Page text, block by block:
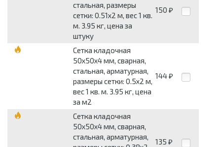
стальная, размеры
сетки: 0.51x2 м, вес 1 кв.
м. 3.95 кг, цена за
штуку
150 ₽
Сетка кладочная
50x50x4 мм, сварная,
стальная, арматурная,
размеры сетки: 0.5x2 м,
вес 1 кв. м. 3.95 кг, цена
за м2
144 ₽
Сетка кладочная
50x50x4 мм, сварная,
стальная, арматурная,
135 ₽